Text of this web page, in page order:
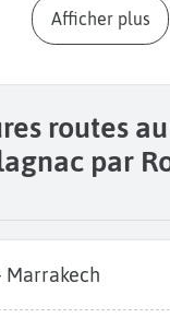
Afficher plus
routes
par
Marrakech